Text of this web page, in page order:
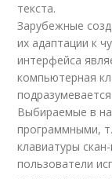
текста.
Зарубежные
их адаптации к
интерфейса
компьютерная
Выбираемые в
программными,
клавиатуры
пользователи